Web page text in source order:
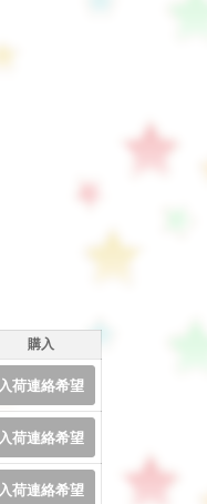
購入
入荷連絡希望
入荷連絡希望
入荷連絡希望